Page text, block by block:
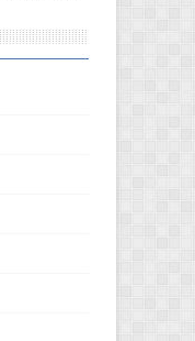
用時的隱性
包即可早日